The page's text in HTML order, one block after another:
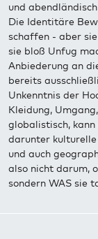
und
Die Identitäre
schaffen - aber
sie bloß Unfug
Anbiederung an
bereits
Unkenntnis der
Kleidung,
globalistisch,
darunter
und auch
also nicht darum,
sondern WAS sie